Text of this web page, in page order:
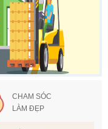
CHAM SÓC
LÀM ĐẸP